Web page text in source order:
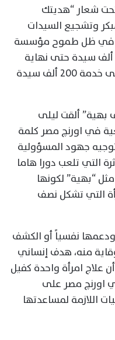
شعار “هديتك
وتشجيع السيدات
في ظل طموح مؤسسة
بهية إجراء الكشف المبكر على 20 ألف سيدة حتى نهاية
شهر رمضان المقبل، وبذلك تصل إلى خدمة 200 ألف سيدة
“خطوات للـ 200 ألف بهية” ألقت ليلى
في اورنچ مصر كلمة
جهود المسؤولية
التي تلعب دورا هاما
“بهية” لكونها
التي تشكل نصف
نفسياً أو الكشف
منه، هدف إنساني
علاج امرأة واحدة كفيل
اورنچ مصر على
اللازمة لمساعدتها